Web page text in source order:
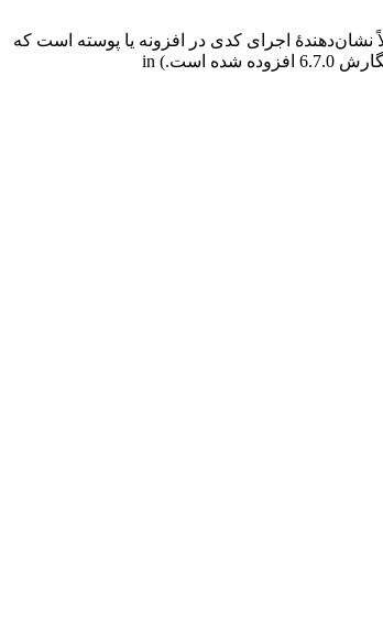
نشان‌دهندهٔ اجرای کدی در افزونه یا پوسته است که